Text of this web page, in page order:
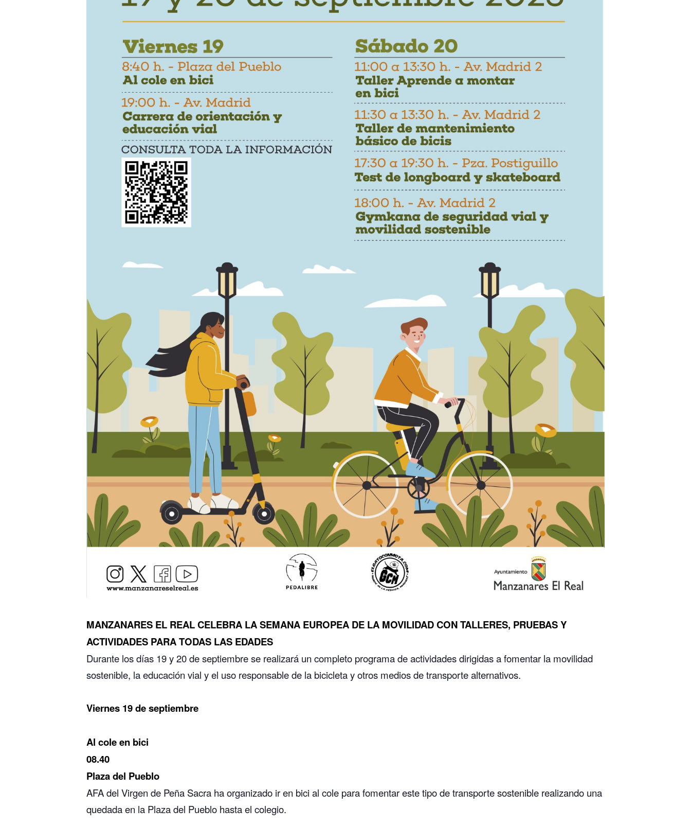
MANZANARES EL REAL CELEBRA LA SEMANA EUROPEA DE LA MOVILIDAD CON TALLERES, PRUEBAS Y
ACTIVIDADES PARA TODAS LAS EDADES
Durante los días 19 y 20 de septiembre se realizará un completo programa de actividades dirigidas a fomentar la movilidad
sostenible, la educación vial y el uso responsable de la bicicleta y otros medios de transporte alternativos.
Viernes 19 de septiembre
Al cole en bici
08.40
Plaza del Pueblo
AFA del Virgen de Peña Sacra ha organizado ir en bici al cole para fomentar este tipo de transporte sostenible realizando una
quedada en la Plaza del Pueblo hasta el colegio.